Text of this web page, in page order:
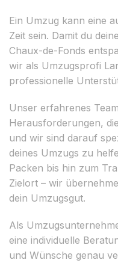
Ein Umzug kann eine
Zeit sein. Damit du
Chaux-de-Fonds
wir als Umzugsprofi
professionelle
Unser erfahrenes
Herausforderungen,
und wir sind darauf
deines Umzugs zu
Packen bis hin zum
Zielort – wir
dein Umzugsgut.
Als
eine individuelle
und Wünsche genau